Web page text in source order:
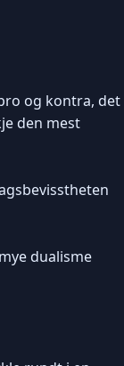
og kontra, det
den mest
dualisme